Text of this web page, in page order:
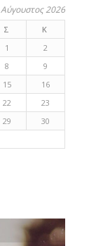
Αύγουστος 2026
Σ
Κ
1
2
8
9
15
16
22
23
29
30